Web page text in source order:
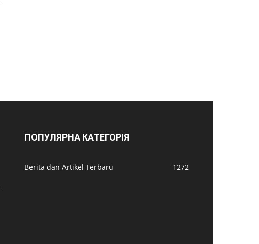
ПОПУЛЯРНА КАТЕГОРІЯ
Berita dan Artikel Terbaru 1272